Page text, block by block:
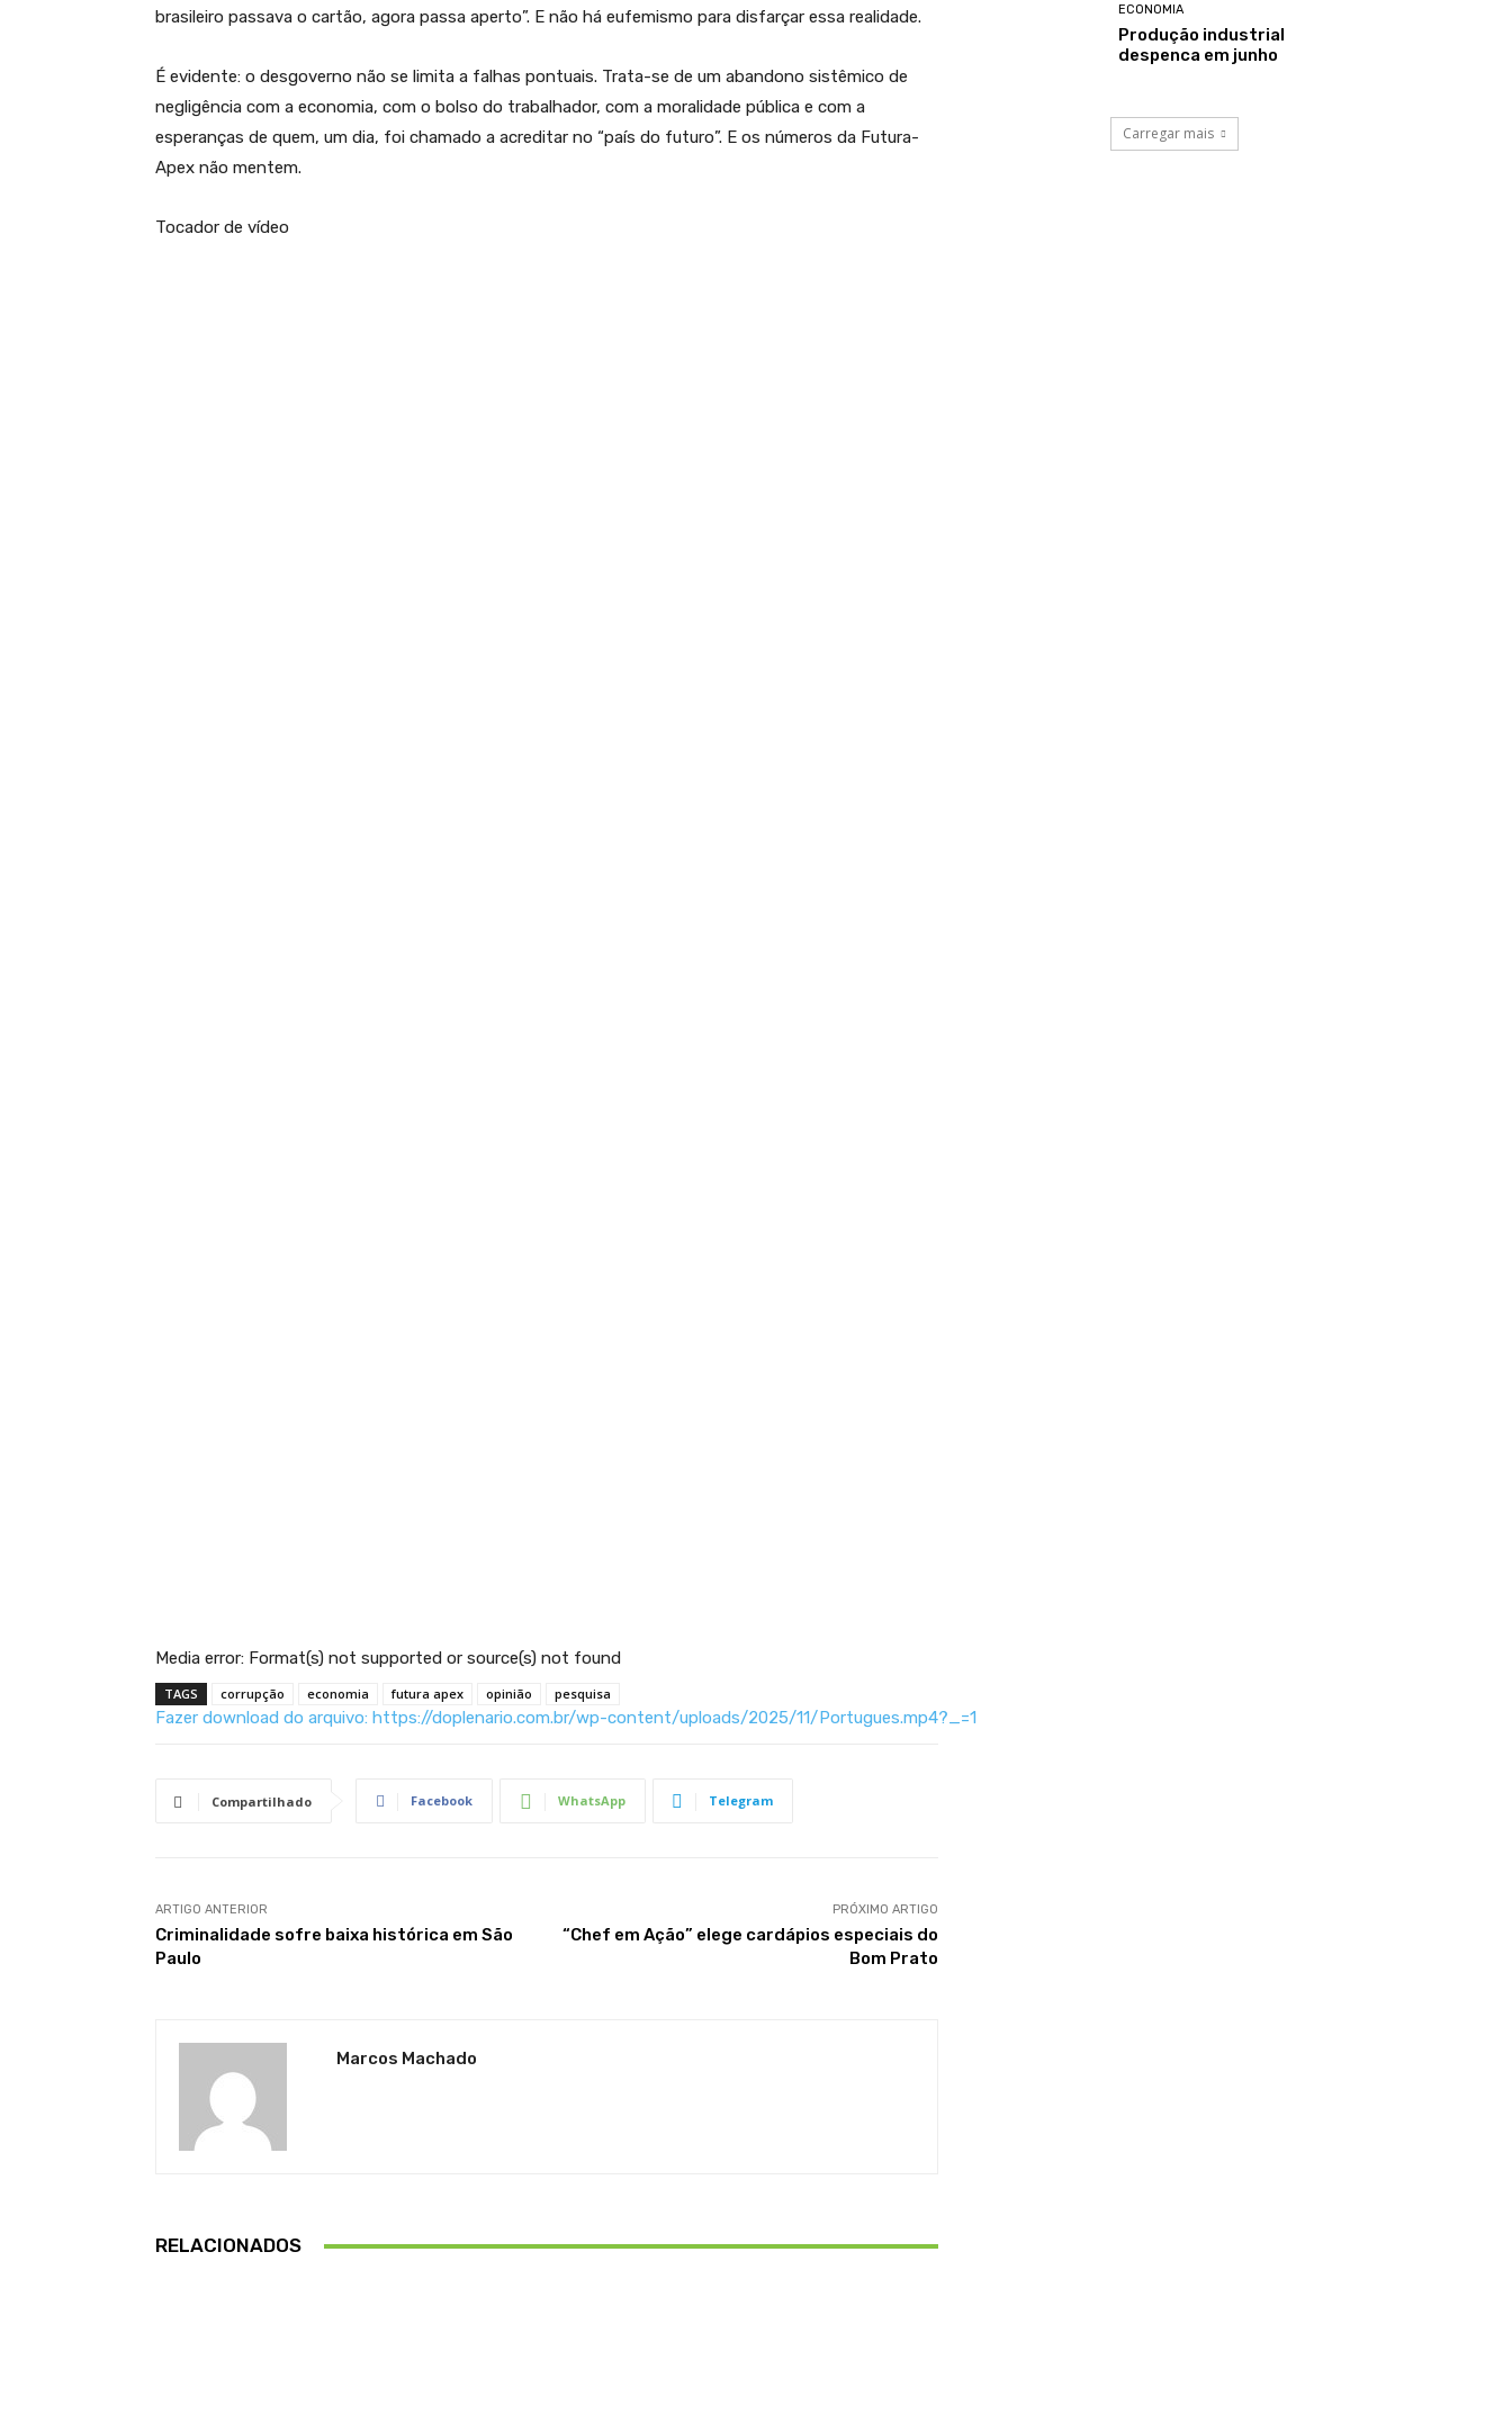
brasileiro passava o cartão, agora passa aperto”. E não há eufemismo para disfarçar essa realidade.
É evidente: o desgoverno não se limita a falhas pontuais. Trata-se de um abandono sistêmico de
negligência com a economia, com o bolso do trabalhador, com a moralidade pública e com a
esperanças de quem, um dia, foi chamado a acreditar no “país do futuro”. E os números da Futura-
Apex não mentem.
Tocador de vídeo
Media error: Format(s) not supported or source(s) not found
Fazer download do arquivo: https://doplenario.com.br/wp-content/uploads/2025/11/Portugues.mp4?_=1
00:00
TAGS corrupção economia futura apex opinião pesquisa
Compartilhado Facebook WhatsApp Telegram
ARTIGO ANTERIOR
Criminalidade sofre baixa histórica em São
Paulo
PRÓXIMO ARTIGO
“Chef em Ação” elege cardápios especiais do
Bom Prato
Marcos Machado
RELACIONADOS
ECONOMIA
Produção industrial
despenca em junho
Carregar mais